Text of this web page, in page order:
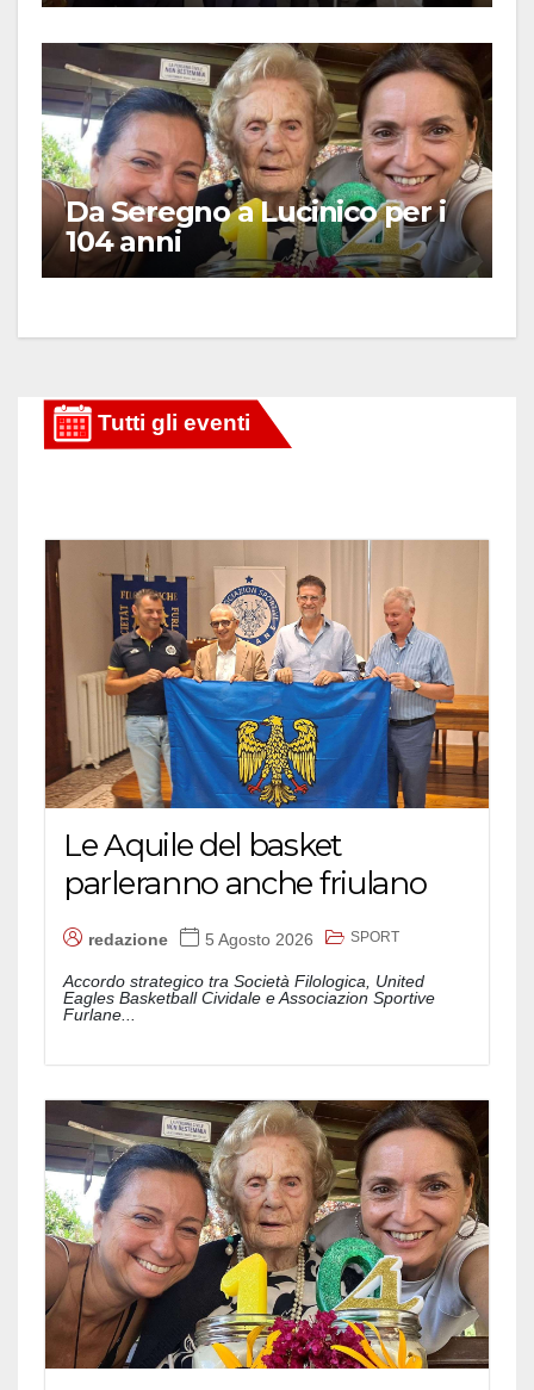
Da Seregno a Lucinico per i
104 anni
Le Aquile del basket
parleranno anche friulano
redazione 5 Agosto 2026 SPORT
Accordo strategico tra Società Filologica, United
Eagles Basketball Cividale e Associazion Sportive
Furlane...